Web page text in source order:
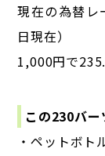
現在の為替
日現在）
1,000円で
この230バ
・ペットボ